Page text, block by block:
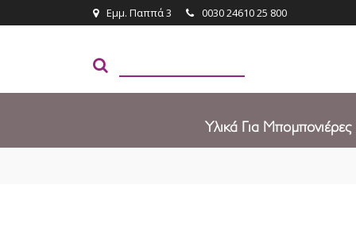
Εμμ. Παππά 3 0030 24610 25 800
Υλικά Για Μπομπονιέρες